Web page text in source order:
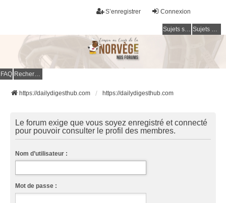
Connexion
S’enregistrer
Sujets sans réponse Sujets actifs
FAQ Rechercher
https://dailydigesthub.com https://dailydigesthub.com
Le forum exige que vous soyez enregistré et connecté
pour pouvoir consulter le profil des membres.
Nom d’utilisateur :
Mot de passe :